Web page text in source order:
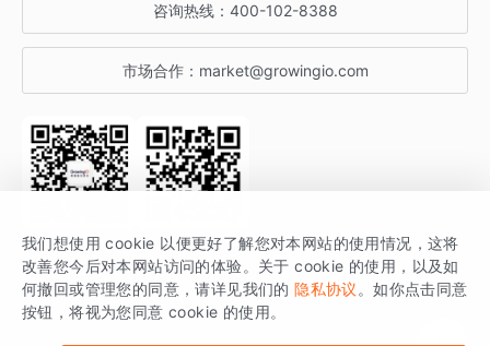
增长博客
开发者文档
SDK 文档
场景指南
增长大会
行业活动
咨询热线： 400-102-8388
市场合作： market@growingio.com
关注公众号 获取更多干货
GrowingIO 是专注于数据智能分析与增长的品牌，核心平台为 GrowingIO
分析云。
我们想使用 cookie 以便更好了解您对本网站的使用情况，这将
改善您今后对本网站访问的体验。关于 cookie 的使用，以及如
何撤回或管理您的同意，请详见我们的 隐私协议 。如你点击同意
按钮，将视为您同意 cookie 的使用。